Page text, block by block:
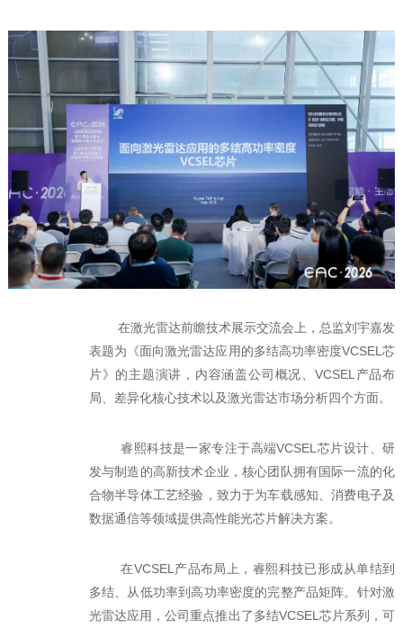
在激光雷达前瞻技术展示交流会上，总监刘宇嘉发
表题为《面向激光雷达应用的多结高功率密度VCSEL芯
片》的主题演讲，内容涵盖公司概况、VCSEL产品布
局、差异化核心技术以及激光雷达市场分析四个方面。
睿熙科技是一家专注于高端VCSEL芯片设计、研
发与制造的高新技术企业，核心团队拥有国际一流的化
合物半导体工艺经验，致力于为车载感知、消费电子及
数据通信等领域提供高性能光芯片解决方案。
在VCSEL产品布局上，睿熙科技已形成从单结到
多结、从低功率到高功率密度的完整产品矩阵。针对激
光雷达应用，公司重点推出了多结VCSEL芯片系列，可